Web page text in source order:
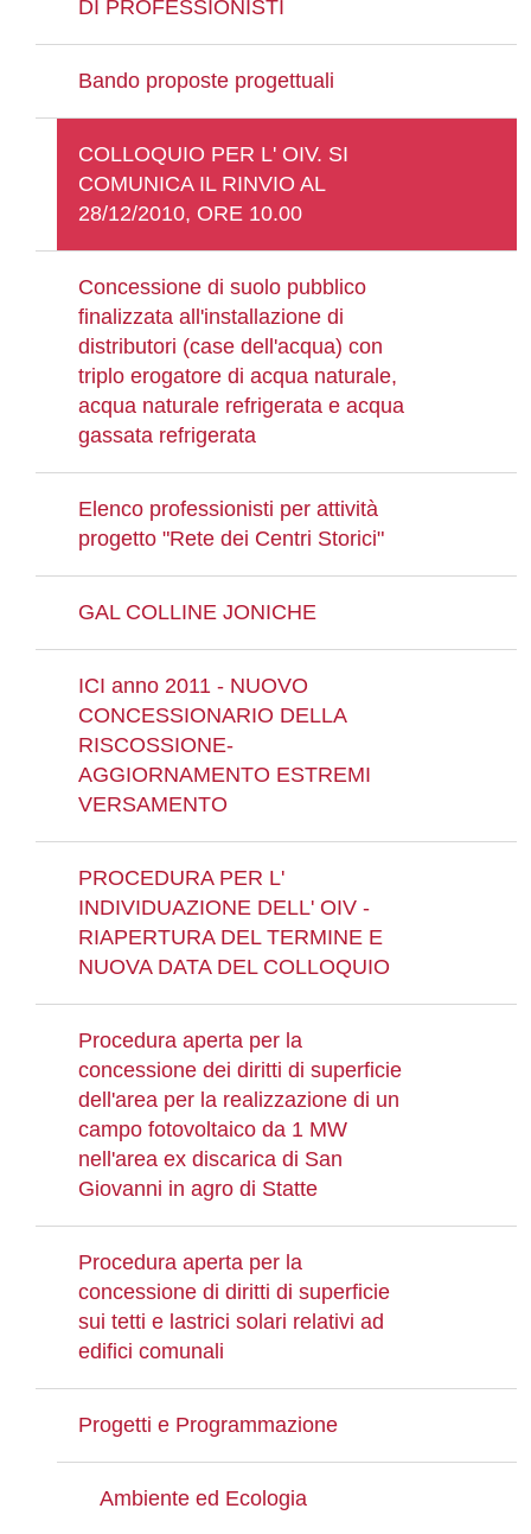
DI PROFESSIONISTI
Bando proposte progettuali
COLLOQUIO PER L' OIV. SI
COMUNICA IL RINVIO AL
28/12/2010, ORE 10.00
Concessione di suolo pubblico
finalizzata all'installazione di
distributori (case dell'acqua) con
triplo erogatore di acqua naturale,
acqua naturale refrigerata e acqua
gassata refrigerata
Elenco professionisti per attività
progetto "Rete dei Centri Storici"
GAL COLLINE JONICHE
ICI anno 2011 - NUOVO
CONCESSIONARIO DELLA
RISCOSSIONE-
AGGIORNAMENTO ESTREMI
VERSAMENTO
PROCEDURA PER L'
INDIVIDUAZIONE DELL' OIV -
RIAPERTURA DEL TERMINE E
NUOVA DATA DEL COLLOQUIO
Procedura aperta per la
concessione dei diritti di superficie
dell'area per la realizzazione di un
campo fotovoltaico da 1 MW
nell'area ex discarica di San
Giovanni in agro di Statte
Procedura aperta per la
concessione di diritti di superficie
sui tetti e lastrici solari relativi ad
edifici comunali
Progetti e Programmazione
Ambiente ed Ecologia